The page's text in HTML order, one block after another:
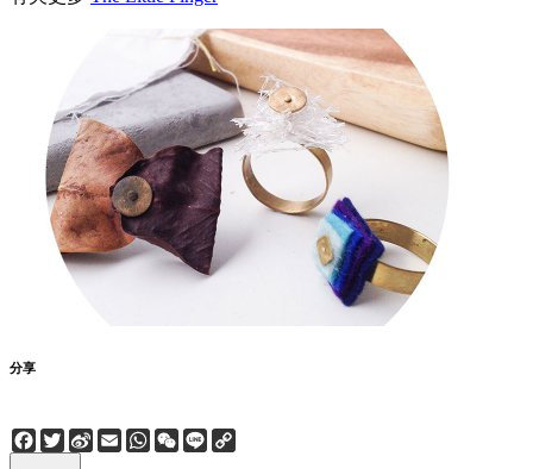
分享
Facebook
Twitter
Sina
Weibo
EmailWhatsApp
WeChat
Line